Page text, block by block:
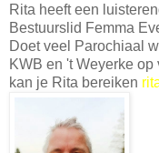
Rita heeft een
Bestuurslid Femma
Doet veel Parochiaal
KWB en 't Weyerke
kan je Rita bereiken